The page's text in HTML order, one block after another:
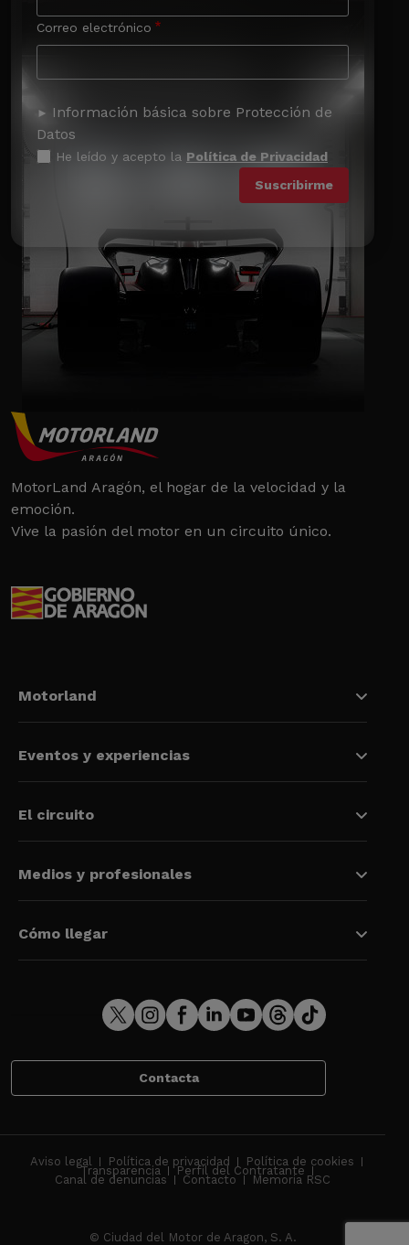
Correo electrónico
Información básica sobre Protección de
Datos
He leído y acepto la Política de Privacidad
MotorLand Aragón, el hogar de la velocidad y la
emoción.
Vive la pasión del motor en un circuito único.
Motorland
Eventos y experiencias
El circuito
Medios y profesionales
Cómo llegar
Contacta
Aviso legal Política de privacidad Política de cookies
Transparencia Perfil del Contratante
Canal de denuncias Contacto Memoria RSC
© Ciudad del Motor de Aragon, S. A.